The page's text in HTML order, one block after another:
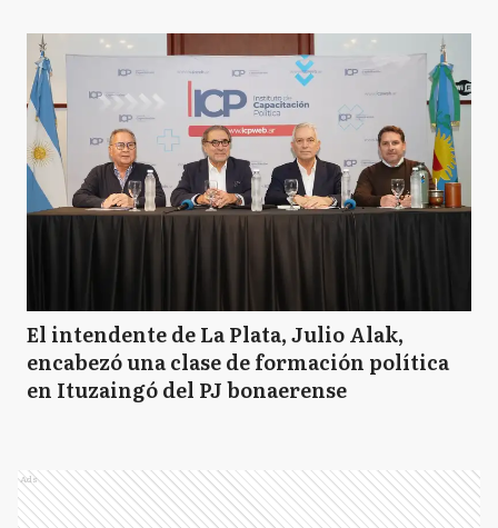
El intendente de La Plata, Julio Alak,
encabezó una clase de formación política
en Ituzaingó del PJ bonaerense
Ads